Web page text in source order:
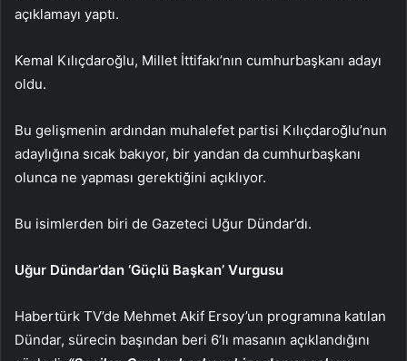
açıklamayı yaptı.
Kemal Kılıçdaroğlu, Millet İttifakı’nın cumhurbaşkanı adayı
oldu.
Bu gelişmenin ardından muhalefet partisi Kılıçdaroğlu’nun
adaylığına sıcak bakıyor, bir yandan da cumhurbaşkanı
olunca ne yapması gerektiğini açıklıyor.
Bu isimlerden biri de Gazeteci Uğur Dündar’dı.
Uğur Dündar’dan ‘Güçlü Başkan’ Vurgusu
Habertürk TV’de Mehmet Akif Ersoy’un programına katılan
Dündar, sürecin başından beri 6’lı masanın açıklandığını